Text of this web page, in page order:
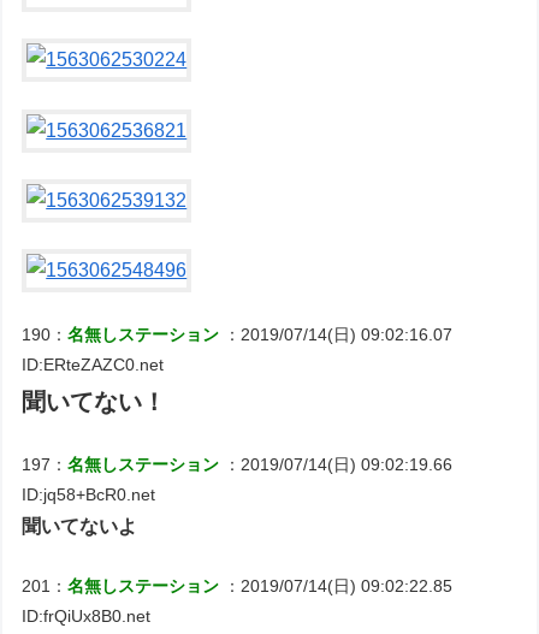
190：名無しステーション
：2019/07/14(日) 09:02:16.07
ID:ERteZAZC0.net
聞いてない！
197：名無しステーション
：2019/07/14(日) 09:02:19.66
ID:jq58+BcR0.net
聞いてないよ
201：名無しステーション
：2019/07/14(日) 09:02:22.85
ID:frQiUx8B0.net